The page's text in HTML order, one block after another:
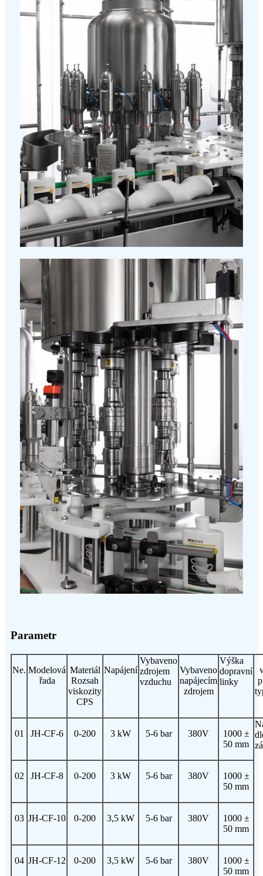
Parametr
Ne. Modelová
řada
Materiál
Rozsah
viskozity
CPS
Napájení
Vybaveno
zdrojem
vzduchu
Vybaveno
napájecím
zdrojem
Výška
dopravní
linky
01 JH-CF-6 0-200 3 kW 5-6 bar 380V
1000 ±
50 mm
02 JH-CF-8 0-200 3 kW 5-6 bar 380V
1000 ±
50 mm
03 JH-CF-10 0-200 3,5 kW 5-6 bar 380V
1000 ±
50 mm
04 JH-CF-12 0-200 3,5 kW 5-6 bar 380V
1000 ±
50 mm